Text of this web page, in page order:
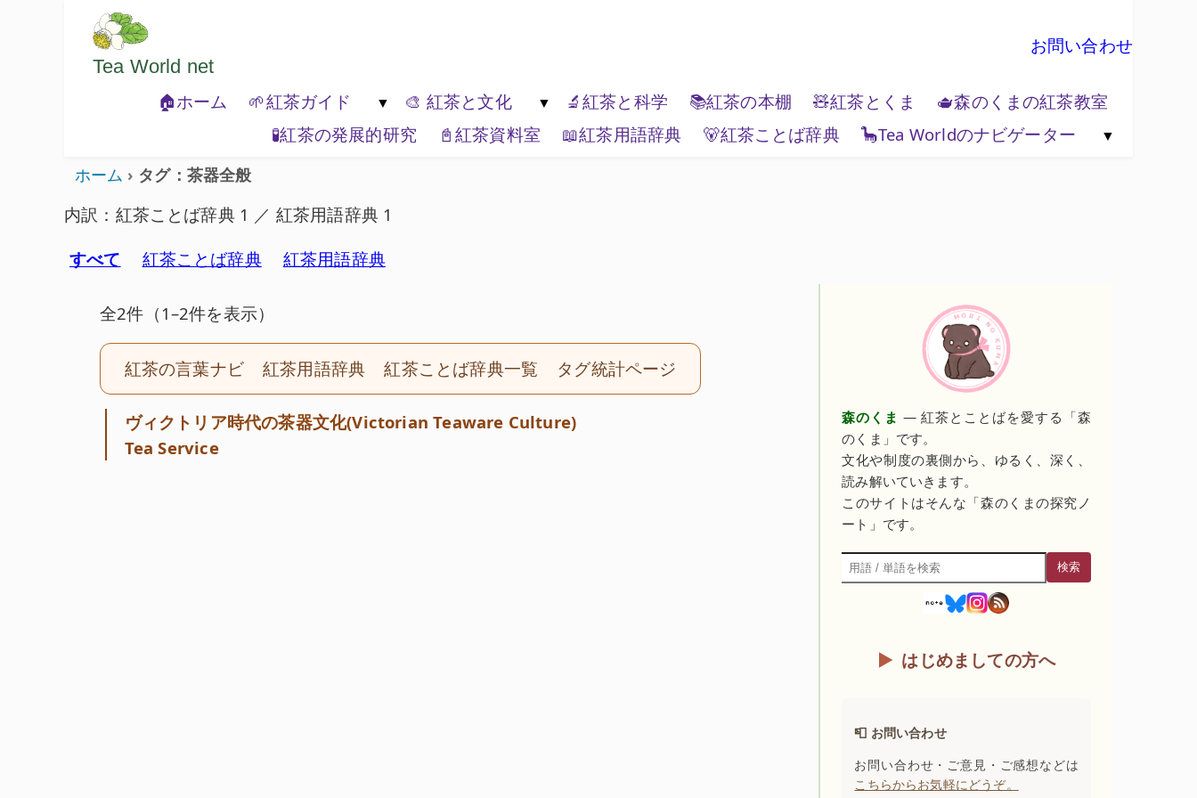
ようこそいらっしゃいました。どうぞごゆっくり楽しんでください。
Tea World net
お問い合わせ
🏠ホーム
🌱紅茶ガイド
🐾紅茶の基本
🍃紅茶の種類 🏔️エリアティー 📦ティーブランド
🎨 紅茶と文化
🏚️紅茶と生活文化
🎭紅茶と表現 🌏紅茶と世界 🗺️紅茶と地政学
🔬紅茶と科学 📚紅茶の本棚 🧸紅茶とくま
🫖森のくまの紅茶教室
🧪紅茶の発展的研究
📓紅茶資料室 📖紅茶用語辞典 🐻紅茶ことば辞典
🦕Tea Worldのナビゲーター
ホーム タグ：茶器全般
内訳：紅茶ことば辞典 1 ／ 紅茶用語辞典 1
すべて
紅茶ことば辞典 紅茶用語辞典
全2件（1–2件を表示）
紅茶の言葉ナビ 紅茶用語辞典 紅茶ことば辞典一覧 タグ統計ページ
ヴィクトリア時代の茶器文化(Victorian Teaware Culture)
Tea Service
森のくま — 紅茶とことばを愛する「森
のくま」です。
文化や制度の裏側から、ゆるく、深く、
読み解いていきます。
このサイトはそんな「森のくまの探究ノ
ート」です。
検索
検索
はじめましての方へ
📮 お問い合わせ
お問い合わせ・ご意見・ご感想などは
こちらからお気軽にどうぞ。